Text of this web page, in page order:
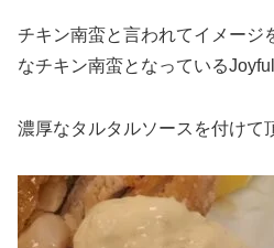
チキン南蛮と言われてイメージ
なチキン南蛮となっている
濃厚なタルタルソースを付けて